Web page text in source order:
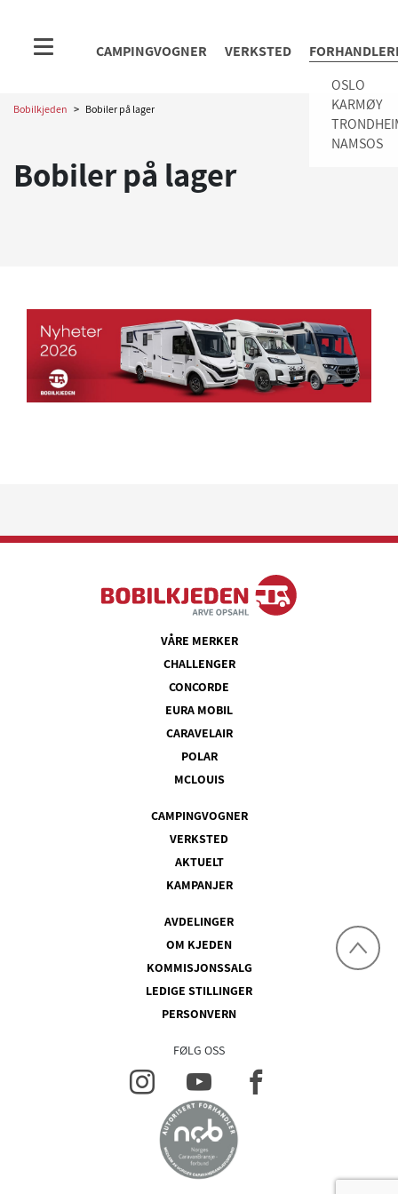
CAMPINGVOGNER VERKSTED
OSLO
KARMØY
NAMSOS
Bobilkjeden > Bobiler på lager
Bobiler på lager
VÅRE MERKER
CHALLENGER
CONCORDE
EURA MOBIL
CARAVELAIR
POLAR
MCLOUIS
CAMPINGVOGNER
VERKSTED
AKTUELT
KAMPANJER
AVDELINGER
OM KJEDEN
KOMMISJONSSALG
LEDIGE STILLINGER
PERSONVERN
FØLG OSS